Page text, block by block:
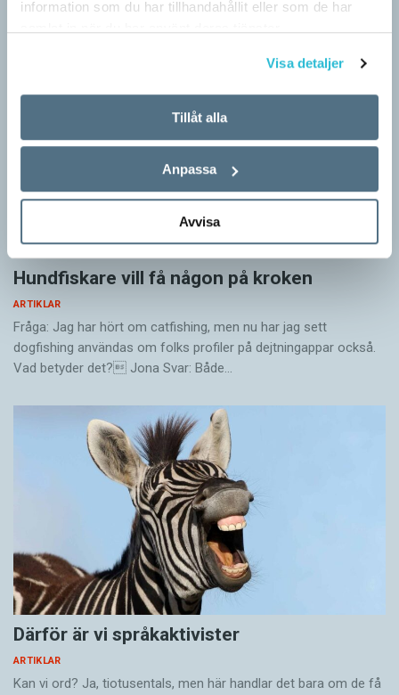
information som du har tillhandahållit eller som de har
Visa detaljer
Tillåt alla
Anpassa
Avvisa
i turtagning i samtal. Förmågan utvecklas ytterligare i takt med…
Hundfiskare vill få någon på kroken
ARTIKLAR
Fråga: Jag har hört om catfishing, men nu har jag sett
dogfishing användas om folks profiler på dejtningappar också.
Vad betyder det? Jona Svar: Både…
Därför är vi språkaktivister
ARTIKLAR
Kan vi ord? Ja, tiotusentals, men här handlar det bara om de få